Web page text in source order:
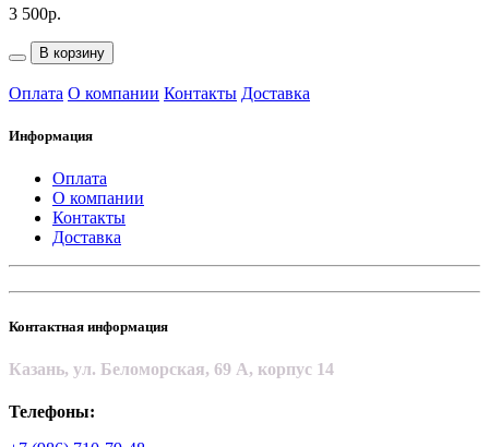
3 500р.
В корзину
Оплата О компании Контакты Доставка
Информация
Оплата
О компании
Контакты
Доставка
Контактная информация
Казань, ул. Беломорская, 69 А, корпус 14
Телефоны: